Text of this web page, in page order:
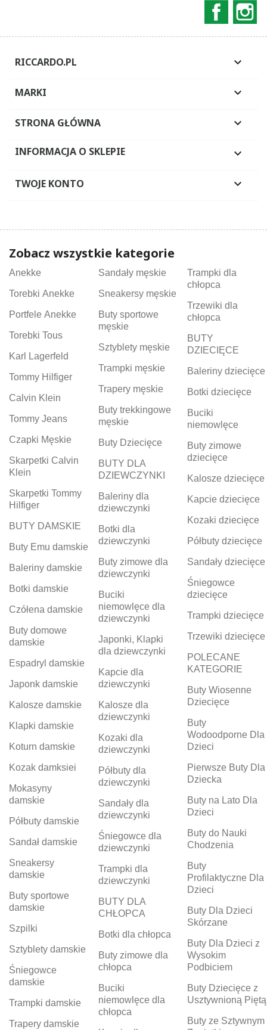
RICCARDO.PL 
MARKI 
STRONA GŁÓWNA 
INFORMACJA O SKLEPIE 
TWOJE KONTO 
Zobacz wszystkie kategorie
Anekke
Torebki Anekke
Portfele Anekke
Torebki Tous
Karl Lagerfeld
Tommy Hilfiger
Calvin Klein
Tommy Jeans
Czapki Męskie
Skarpetki Calvin
Klein
Skarpetki Tommy
Hilfiger
BUTY DAMSKIE
Buty Emu damskie
Baleriny damskie
Botki damskie
Czółena damskie
Buty domowe
damskie
Espadryl damskie
Japonk damskie
Kalosze damskie
Klapki damskie
Koturn damskie
Kozak damksiei
Mokasyny
damskie
Półbuty damskie
Sandał damskie
Sneakersy
damskie
Buty sportowe
damskie
Szpilki
Sztyblety damskie
Śniegowce
damskie
Trampki damskie
Trapery damskie
Sandały męskie
Sneakersy męskie
Buty sportowe
męskie
Sztyblety męskie
Trampki męskie
Trapery męskie
Buty trekkingowe
męskie
Buty Dziecięce
BUTY DLA
DZIEWCZYNKI
Baleriny dla
dziewczynki
Botki dla
dziewczynki
Buty zimowe dla
dziewczynki
Buciki
niemowlęce dla
dziewczynki
Japonki, Klapki
dla dziewczynki
Kapcie dla
dziewczynki
Kalosze dla
dziewczynki
Kozaki dla
dziewczynki
Półbuty dla
dziewczynki
Sandały dla
dziewczynki
Śniegowce dla
dziewczynki
Trampki dla
dziewczynki
BUTY DLA
CHŁOPCA
Botki dla chłopca
Buty zimowe dla
chłopca
Buciki
niemowlęce dla
chłopca
Trampki dla
chłopca
Trzewiki dla
chłopca
BUTY
DZIECIĘCE
Baleriny dziecięce
Botki dziecięce
Buciki
niemowlęce
Buty zimowe
dziecięce
Kalosze dziecięce
Kapcie dziecięce
Kozaki dziecięce
Półbuty dziecięce
Sandały dziecięce
Śniegowce
dziecięce
Trampki dziecięce
Trzewiki dziecięce
POLECANE
KATEGORIE
Buty Wiosenne
Dziecięce
Buty
Wodoodporne Dla
Dzieci
Pierwsze Buty Dla
Dziecka
Buty na Lato Dla
Dzieci
Buty do Nauki
Chodzenia
Buty
Profilaktyczne Dla
Dzieci
Buty Dla Dzieci
Skórzane
Buty Dla Dzieci z
Wysokim
Podbiciem
Buty Dziecięce z
Usztywnioną Piętą
Buty ze Sztywnym